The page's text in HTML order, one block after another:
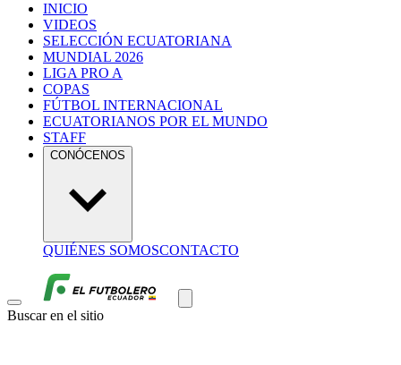
INICIO
VIDEOS
SELECCIÓN ECUATORIANA
MUNDIAL 2026
LIGA PRO A
COPAS
FÚTBOL INTERNACIONAL
ECUATORIANOS POR EL MUNDO
STAFF
CONÓCENOS
QUIÉNES SOMOSCONTACTO
Buscar en el sitio